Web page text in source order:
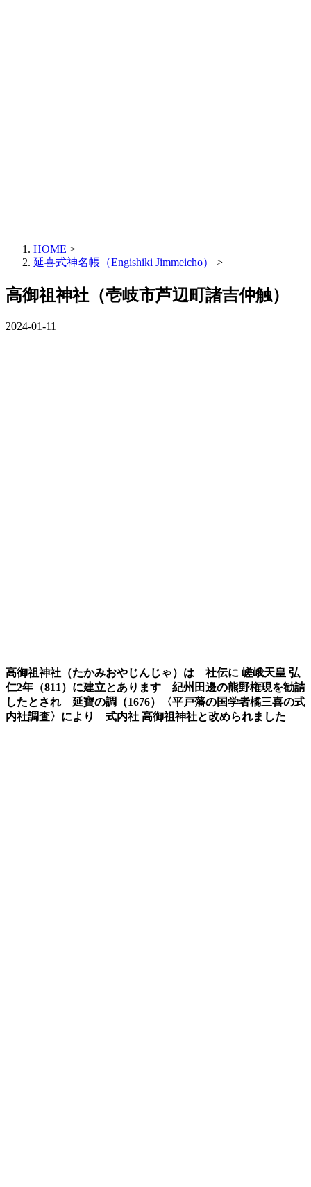
HOME >
延喜式神名帳（Engishiki Jimmeicho）
>
高御祖神社（壱岐市芦辺町諸吉仲触）
2024-01-11
高御祖神社（たかみおやじんじゃ）は 社伝に 嵯峨天皇 弘
仁2年（811）に建立とあります
紀州田邊の熊野権現を勧請
したとされ 延寶の調 （1676） 〈平戸藩の国学者橘三喜の式
内社調査〉 により 式内社 高御祖神社と改められました